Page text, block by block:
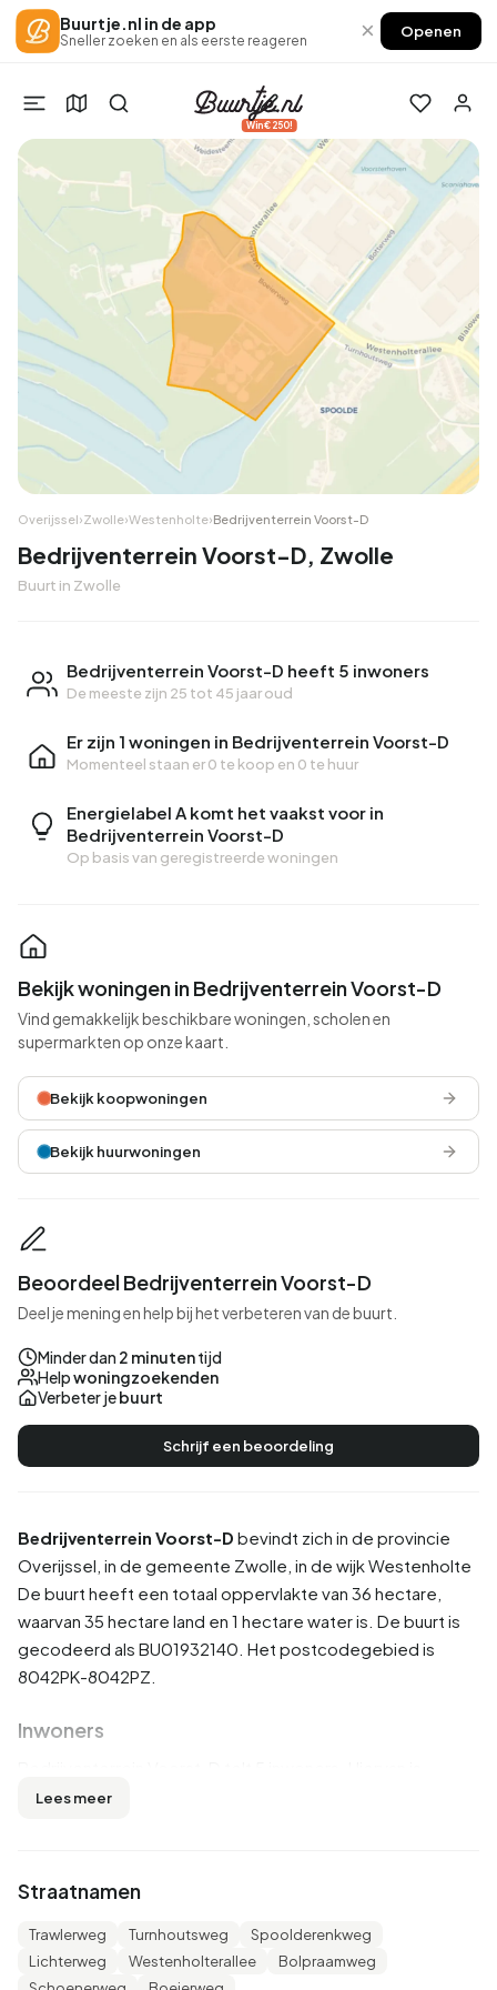
Buurtje.nl in de app
Sneller zoeken en als eerste reageren × Openen
Win €250!
Overijssel›Zwolle›Westenholte›Bedrijventerrein Voorst-D
Bedrijventerrein Voorst-D, Zwolle
Buurt in Zwolle
Bedrijventerrein Voorst-D heeft 5 inwoners
De meeste zijn 25 tot 45 jaar oud
Er zijn 1 woningen in Bedrijventerrein Voorst-D
Momenteel staan er0 te koop en 0 te huur
Energielabel A komt het vaakst voor in
Bedrijventerrein Voorst-D
Op basis van geregistreerde woningen
Bedrijventerrein Voorst-D bevindt zich in de provincie
Overijssel , in de gemeente Zwolle , in de wijkWestenholte
De buurt heeft een totaal oppervlakte van 36 hectare,
waarvan 35 hectare land en 1 hectare water is. De buurt is
gecodeerd als BU01932140. Het postcodegebied is
8042PK-8042PZ.
Inwoners
100,0% man en 0,0% vrouw. De meeste inwoners zijn 25
Woningen
In Bedrijventerrein Voorst-D zijn er 1 woningen. De meest
Lees meer
Straatnamen
Trawlerweg Turnhoutsweg
Spoolderenkweg
Lichterweg
Westenholterallee
Bolpraamweg
Bekijk woningen in Bedrijventerrein Voorst-D
Vind gemakkelijk beschikbare woningen, scholen en
supermarkten op onze kaart.
Bekijk koopwoningen
Bekijk huurwoningen
Beoordeel Bedrijventerrein Voorst-D
Deel je mening en help bij het verbeteren van de buurt.
Minder dan 2 minutentijd
Helpwoningzoekenden
Verbeter jebuurt
Schrijf een beoordeling